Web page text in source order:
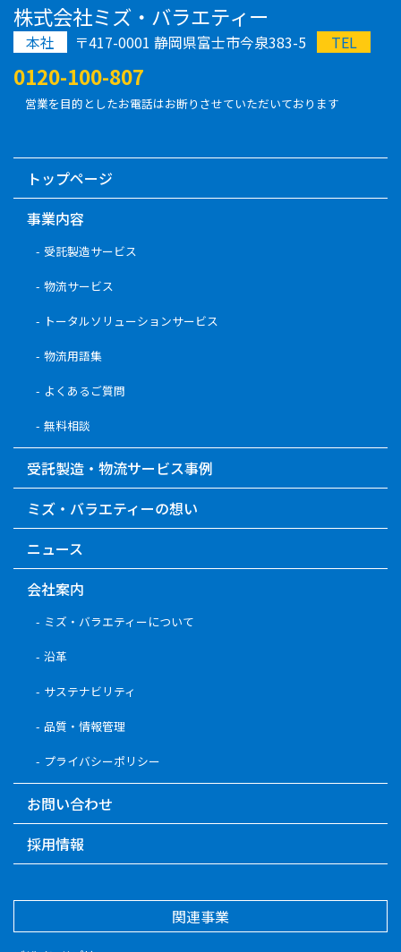
株式会社ミズ・バラエティー
本社 〒417-0001 静岡県富士市今泉383-5 TEL
0120-100-807
営業を目的としたお電話はお断りさせていただいております
トップページ
事業内容
受託製造サービス
物流サービス
トータルソリューションサービス
物流用語集
よくあるご質問
無料相談
受託製造・物流サービス事例
ミズ・バラエティーの想い
ニュース
会社案内
ミズ・バラエティーについて
沿革
サステナビリティ
品質・情報管理
プライバシーポリシー
お問い合わせ
採用情報
関連事業